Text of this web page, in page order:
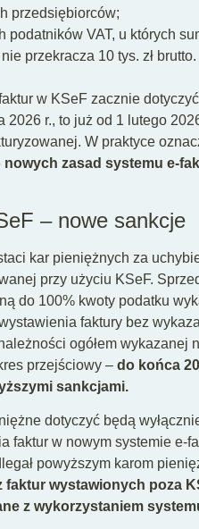
przedsiębiorców;
podatników VAT, u których
przekracza 10 tys. zł brutto.
w KSeF zacznie
r., to już od 1 lutego
W praktyce
zasad systemu e-
– nowe sankcje
kar pieniężnych za
przy użyciu KSeF.
do 100% kwoty podatku
faktury bez
ogółem wykazanej
przejściowy – do końca
sankcjami.
dotyczyć będą
faktur w nowym systemie e-
powyższym karom
wystawionych poza
z wykorzystaniem